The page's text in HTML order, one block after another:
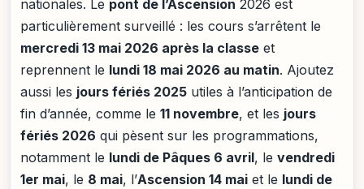
nationales. Le pont de l’Ascension 2026 est
particulièrement surveillé : les cours s’arrêtent le
mercredi 13 mai 2026 après la classe et
reprennent le lundi 18 mai 2026 au matin. Ajoutez
aussi les jours fériés 2025 utiles à l’anticipation de
fin d’année, comme le 11 novembre, et les jours
fériés 2026 qui pèsent sur les programmations,
notamment le lundi de Pâques 6 avril, le vendredi
1er mai, le 8 mai, l’Ascension 14 mai et le lundi de